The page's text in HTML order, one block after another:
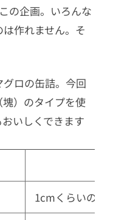
の企画。いろんな
作れません。そ
ロの缶詰。今回
）のタイプを使
いしくできます
1cmくらいの斜